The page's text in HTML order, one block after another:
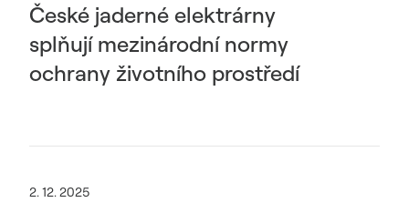
České jaderné elektrárny
splňují mezinárodní normy
ochrany životního prostředí
2. 12. 2025